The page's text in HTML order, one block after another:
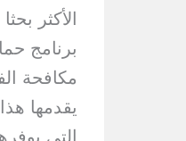
الأكثر
برنامج
يقدمها
التي